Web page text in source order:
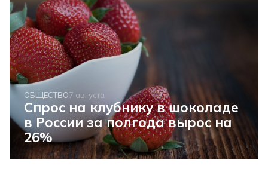
ОБЩЕСТВО7 августа
Спрос на клубнику в шоколаде
в России за полгода вырос на
26%